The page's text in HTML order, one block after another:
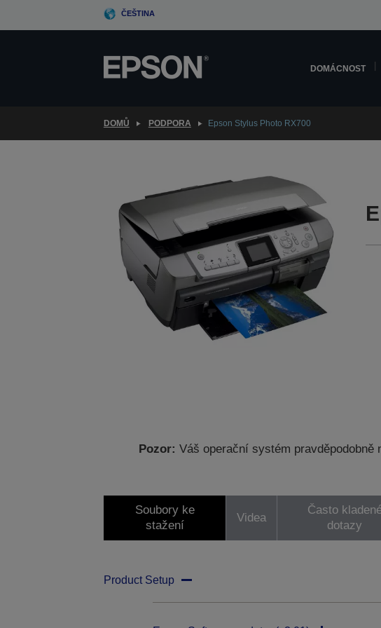
ČEŠTINA
DOMÁCNOST
DOMŮ PODPORA Epson Stylus Photo RX700
Pozor: Váš operační systém
Soubory ke
stažení
Videa
Často
dotazy
Product Setup